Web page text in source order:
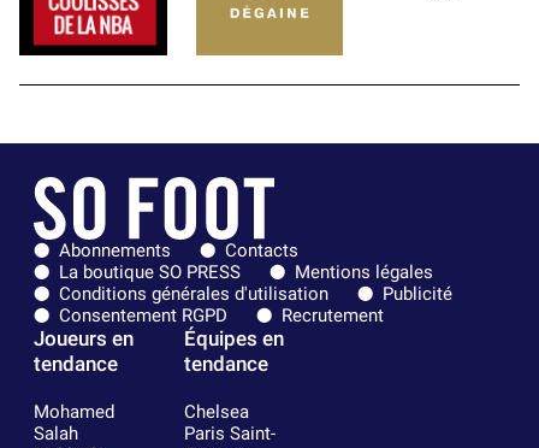
Abonnements
Contacts
La boutique SO PRESS
Mentions légales
Conditions générales d'utilisation
Publicité
Consentement RGPD
Recrutement
Joueurs en
tendance
Mohamed
Salah
Équipes en
tendance
Chelsea
Paris Saint-